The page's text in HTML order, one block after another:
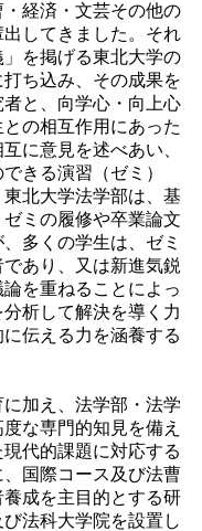
経済・文芸その他の
してきました。それ
を掲げる東北大学の
ち込み、その成果を
と、向学心・向上心
の相互作用にあった
に意見を述べあい、
きる演習（ゼミ）
北大学法学部は、基
ミの履修や卒業論文
多くの学生は、ゼミ
あり、又は新進気鋭
を重ねることによっ
析して解決を導く力
伝える力を涵養する
加え、法学部・法学
な専門的知見を備え
代的課題に対応する
国際コース及び法曹
成を主目的とする研
法科大学院を設置し